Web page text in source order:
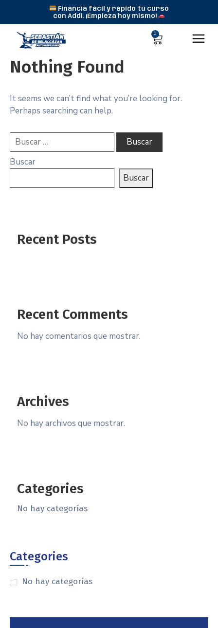
Financia fácil y rápido tu curso
con Addi. ¡Empieza hoy mismo!
0
Nothing Found
It seems we can’t find what you’re looking for.
Perhaps searching can help.
Buscar
Buscar
Recent Posts
Recent Comments
No hay comentarios que mostrar.
Archives
No hay archivos que mostrar.
Categories
No hay categorías
Categories
No hay categorías